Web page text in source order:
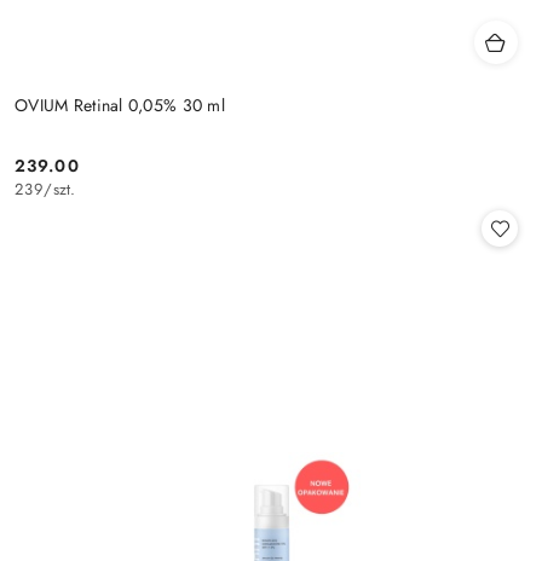
OVIUM Retinal 0,05% 30 ml
Cena:
239.00
239/szt.